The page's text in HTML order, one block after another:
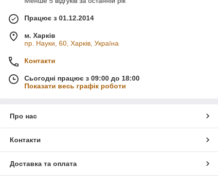
Працює з 01.12.2014
м. Харків
пр. Науки, 60, Харків, Україна
Контакти
Сьогодні працює з 09:00 до 18:00
Показати весь графік роботи
Про нас
Контакти
Доставка та оплата